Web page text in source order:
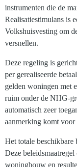
instrumenten die de
Realisatiestimulans is
Volkshuisvesting om
versnellen.
Deze regeling is
per gerealiseerde
gelden woningen met
ruim onder de NHG-
automatisch zeer
aanmerking komt
Het totale beschikbare
Deze
woningbouw en